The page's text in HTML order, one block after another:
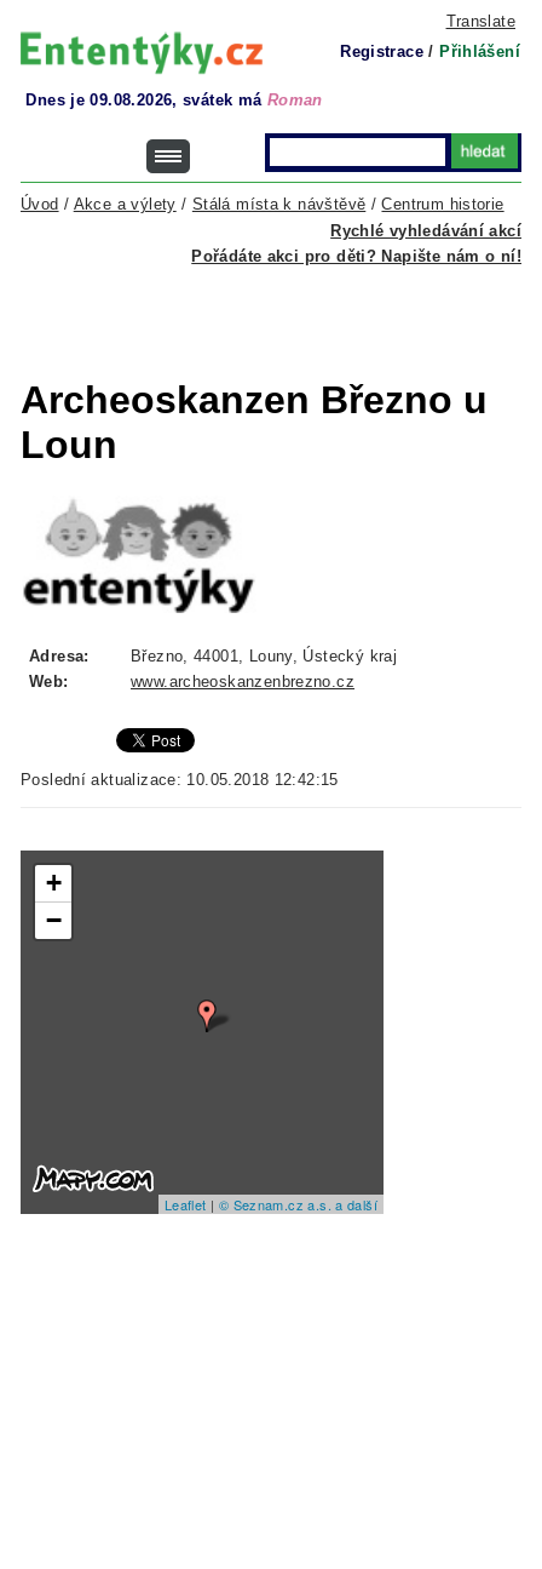
Translate
Registrace / Přihlášení
Dnes je 09.08.2026, svátek má Roman
Rychlé vyhledávání akcí
Úvod / Akce a výlety / Stálá místa k návštěvě /Centrum historie
Pořádáte akci pro děti? Napište nám o ní!
Archeoskanzen Březno u
Loun
Adresa:
Březno, 44001, Louny, Ústecký kraj
Web:
www.archeoskanzenbrezno.cz
Poslední aktualizace: 10.05.2018 12:42:15
+
−
Leaflet | © Seznam.cz a.s. a další